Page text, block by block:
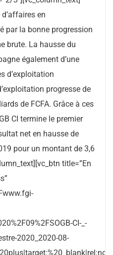
en
par la bonne progression
brute. La hausse du
également d’une
d’exploitation
progresse de
de FCFA. Grâce à ces
CI termine le premier
net en hausse de
pour un montant de 3,6
title=”En
CI-_-
2020_2020-08-